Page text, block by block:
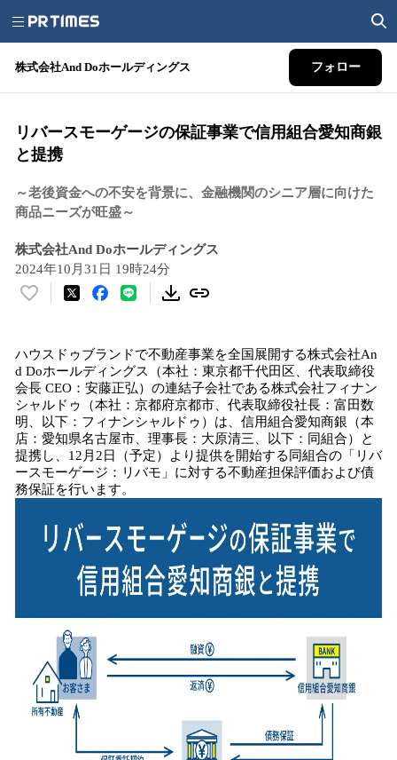
株式会社And Doホールディングス フォロー
リバースモーゲージの保証事業で信用組合愛知商銀
と提携
～老後資金への不安を背景に、金融機関のシニア層に向けた
商品ニーズが旺盛～
株式会社And Doホールディングス
2024年10月31日 19時24分
い
！
数
を
読
み
込
み
中
ハウスドゥブランドで不動産事業を全国展開する株式会社An
d Doホールディングス（本社：東京都千代田区、代表取締役
会長 CEO：安藤正弘）の連結子会社である株式会社フィナン
シャルドゥ（本社：京都府京都市、代表取締役社長：富田数
明、以下：フィナンシャルドゥ）は、信用組合愛知商銀（本
店：愛知県名古屋市、理事長：大原清三、以下：同組合）と
提携し、12月2日（予定）より提供を開始する同組合の「リバ
ースモーゲージ：リバモ」に対する不動産担保評価および債
務保証を行います。